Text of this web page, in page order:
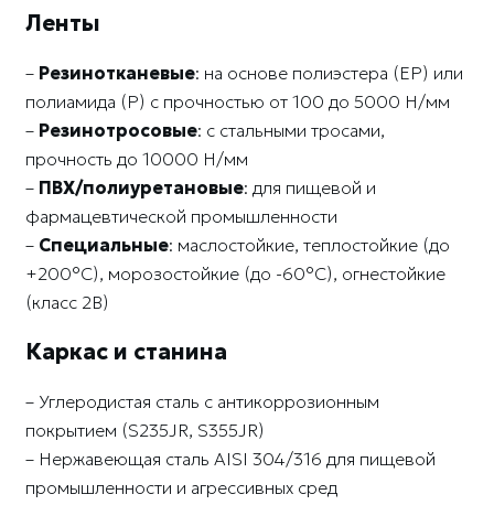
Ленты
– Резинотканевые: на основе полиэстера (EP) или
полиамида (P) с прочностью от 100 до 5000 Н/мм
– Резинотросовые: с стальными тросами,
прочность до 10000 Н/мм
– ПВХ/полиуретановые: для пищевой и
фармацевтической промышленности
– Специальные: маслостойкие, теплостойкие (до
+200°C), морозостойкие (до -60°C), огнестойкие
(класс 2В)
Каркас и станина
– Углеродистая сталь с антикоррозионным
покрытием (S235JR, S355JR)
– Нержавеющая сталь AISI 304/316 для пищевой
промышленности и агрессивных сред